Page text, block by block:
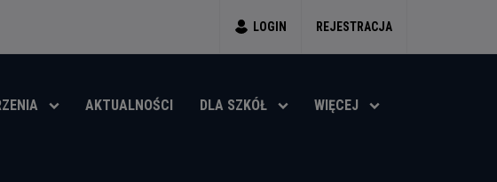
LOGIN REJESTRACJA
AKTUALNOŚCI DLA SZKÓŁ WIĘCEJ